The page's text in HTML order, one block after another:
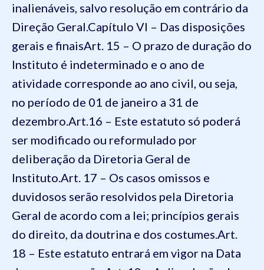
inalienáveis, salvo resolução em contrário da
Direção Geral.Capítulo VI – Das disposições
gerais e finaisArt. 15 – O prazo de duração do
Instituto é indeterminado e o ano de
atividade corresponde ao ano civil, ou seja,
no período de 01 de janeiro a 31 de
dezembro.Art.16 – Este estatuto só poderá
ser modificado ou reformulado por
deliberação da Diretoria Geral de
Instituto.Art. 17 – Os casos omissos e
duvidosos serão resolvidos pela Diretoria
Geral de acordo com a lei; princípios gerais
do direito, da doutrina e dos costumes.Art.
18 – Este estatuto entrará em vigor na Data